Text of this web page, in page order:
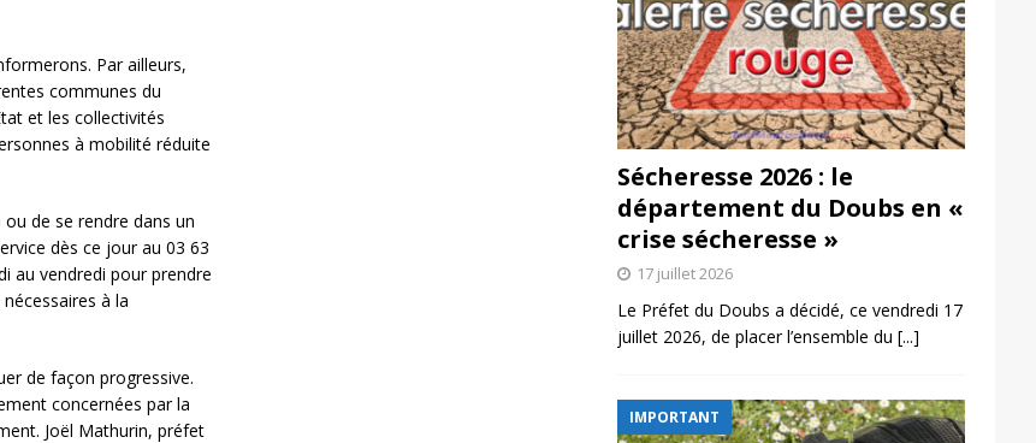
Par ailleurs,
communes du
et les collectivités
à mobilité réduite
ou de se rendre dans un
dès ce jour au 03 63
au vendredi pour prendre
à la
de façon progressive.
concernées par la
Joël Mathurin, préfet
Sécheresse 2026 : le
département du Doubs en «
crise sécheresse »
17 juillet 2026
Le Préfet du Doubs a décidé, ce vendredi 17
juillet 2026, de placer l’ensemble du [...]
IMPORTANT